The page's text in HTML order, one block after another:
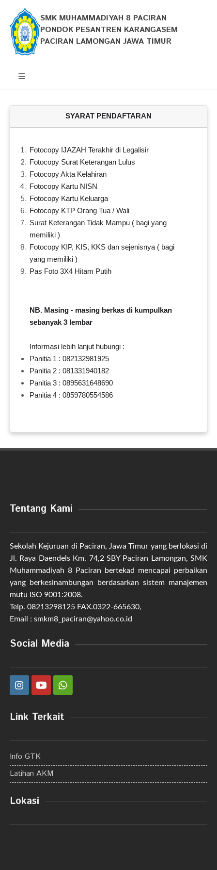
SMK MUHAMMADIYAH 8 PACIRAN
PONDOK PESANTREN KARANGASEM
PACIRAN LAMONGAN JAWA TIMUR
SYARAT PENDAFTARAN
Fotocopy IJAZAH Terakhir di Legalisir
Fotocopy Surat Keterangan Lulus
Fotocopy Akta Kelahiran
Fotocopy Kartu NISN
Fotocopy Kartu Keluarga
Fotocopy KTP Orang Tua / Wali
Surat Keterangan Tidak Mampu ( bagi yang
memiliki )
Fotocopy KIP, KIS, KKS dan sejenisnya ( bagi
yang memiliki )
Pas Foto 3X4 Hitam Putih
NB. Masing - masing berkas di kumpulkan
sebanyak 3 lembar
Informasi lebih lanjut hubungi :
Panitia 1 : 082132981925
Panitia 2 : 081331940182
Panitia 3 : 0895631648690
Panitia 4 : 0859780554586
Tentang Kami
Sekolah Kejuruan di Paciran, Jawa Timur yang berlokasi di
Jl. Raya Daendels Km. 74,2 SBY Paciran Lamongan, SMK
Muhammadiyah 8 Paciran bertekad mencapai perbaikan
yang berkesinambungan berdasarkan sistem manajemen
mutu ISO 9001:2008.
Telp. 08213298125 FAX.0322-665630,
Email : smkm8_paciran@yahoo.co.id
Social Media
Link Terkait
Info GTK
Latihan AKM
Lokasi